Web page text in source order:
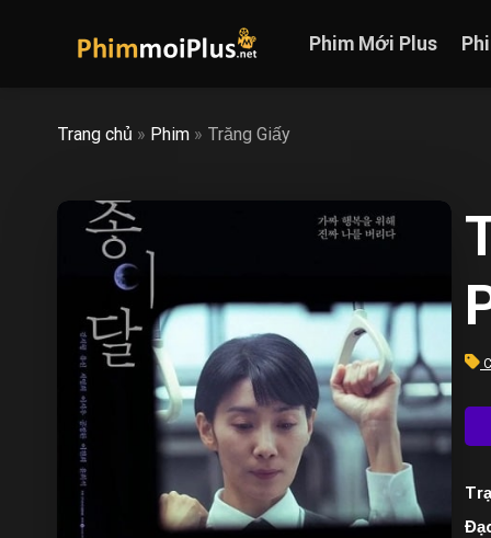
Phim Mới Plus
Trang chủ » Phim » Trăng Giấy